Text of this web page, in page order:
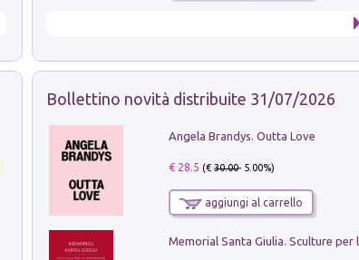
Bollettino novità distribuite 31/07/2026
Angela Brandys. Outta Love
€ 28.5 (€30.00- 5.00%)
aggiungi al carrello